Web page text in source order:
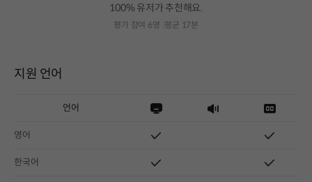
100% 유저가 추천해요.
평가 참여 6명 평균 17분
지원 언어
언어
영어
한국어